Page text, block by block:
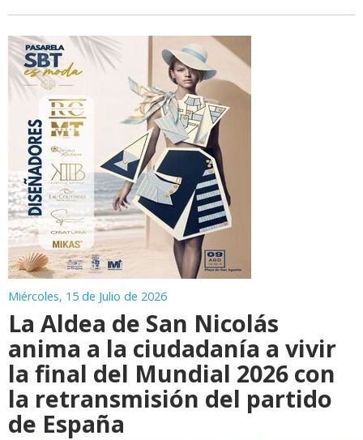
Miércoles, 15 de Julio de 2026
La Aldea de San Nicolás
anima a la ciudadanía a vivir
la final del Mundial 2026 con
la retransmisión del partido
de España